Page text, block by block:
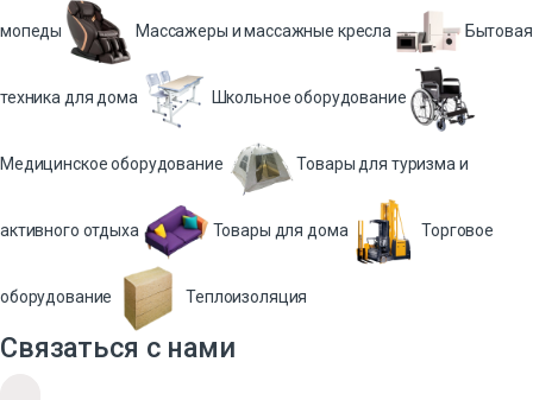
мопеды Массажеры и массажные кресла Бытовая
техника для дома Школьное оборудование
Медицинское оборудование Товары для туризма и
активного отдыха Товары для дома Торговое
оборудование Теплоизоляция
Связаться с нами